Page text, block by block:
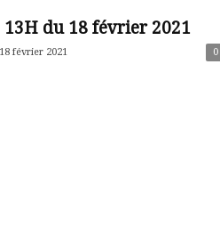
13H du 18 février 2021
18 février 2021 0